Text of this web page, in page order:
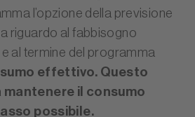
l’opzione della previsione
riguardo al fabbisogno
al termine del programma
effettivo. Questo
il consumo
possibile.